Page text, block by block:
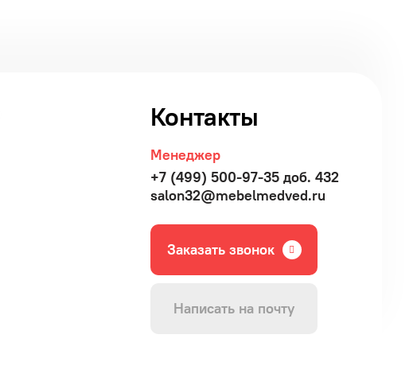
Контакты
Менеджер
+7 (499) 500-97-35 доб. 432
salon32@mebelmedved.ru
Заказать звонок
Написать на почту